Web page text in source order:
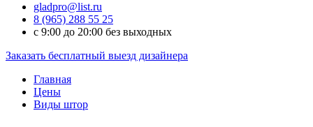
gladpro@list.ru
8 (965) 288 55 25
с 9:00 до 20:00 без выходных
Заказать бесплатный выезд дизайнера
Главная
Цены
Виды штор